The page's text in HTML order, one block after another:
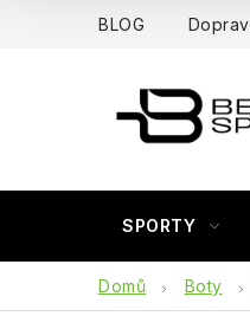
BLOG
SPORTY
Domů Boty